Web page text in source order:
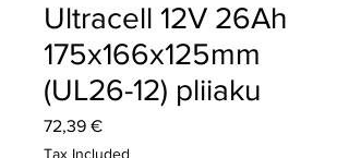
Ultracell 12V 26Ah
175x166x125mm
(UL26-12) pliiaku
72,39 €Price
Tax Included